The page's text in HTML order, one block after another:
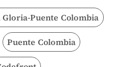
Puente Colombia
Puente Colombia